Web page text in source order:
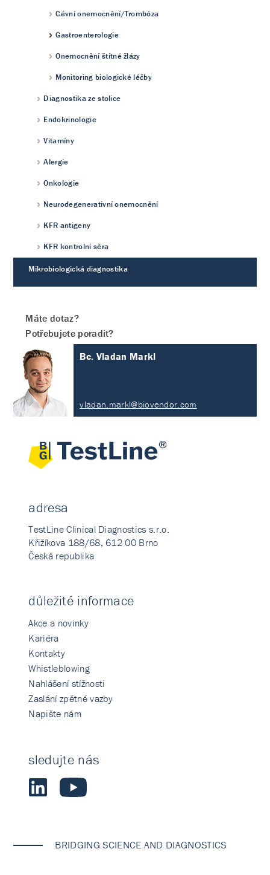
Cévní onemocnění/Trombóza
Gastroenterologie
Onemocnění štítné žlázy
Monitoring biologické léčby
Diagnostika ze stolice
Endokrinologie
Vitamíny
Alergie
Onkologie
Neurodegenerativní onemocnění
KFR antigeny
KFR kontrolní séra
Mikrobiologická diagnostika
Máte dotaz?
Potřebujete poradit?
Bc. Vladan Markl
vladan.markl@biovendor.com
adresa
TestLine Clinical Diagnostics s.r.o.
Křižíkova 188/68, 612 00 Brno
Česká republika
důležité informace
Akce a novinky
Kariéra
Kontakty
Whistleblowing
Nahlášení stížnosti
Zaslání zpětné vazby
Napište nám
sledujte nás
BRIDGING SCIENCE AND DIAGNOSTICS